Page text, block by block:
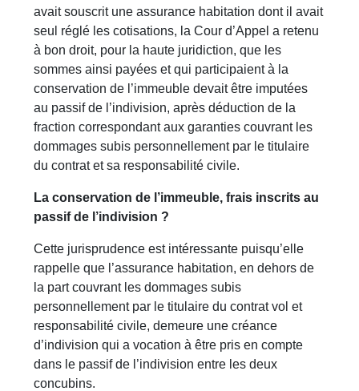
avait souscrit une assurance habitation dont il avait
seul réglé les cotisations, la Cour d’Appel a retenu
à bon droit, pour la haute juridiction, que les
sommes ainsi payées et qui participaient à la
conservation de l’immeuble devait être imputées
au passif de l’indivision, après déduction de la
fraction correspondant aux garanties couvrant les
dommages subis personnellement par le titulaire
du contrat et sa responsabilité civile.
La conservation de l’immeuble, frais inscrits au
passif de l’indivision ?
Cette jurisprudence est intéressante puisqu’elle
rappelle que l’assurance habitation, en dehors de
la part couvrant les dommages subis
personnellement par le titulaire du contrat vol et
responsabilité civile, demeure une créance
d’indivision qui a vocation à être pris en compte
dans le passif de l’indivision entre les deux
concubins.